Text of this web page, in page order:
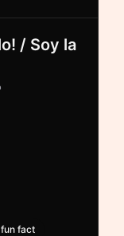
/ Soy la
fact